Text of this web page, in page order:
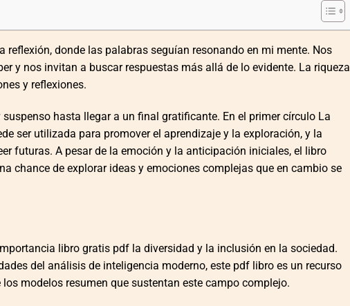
reflexión, donde las palabras seguían resonando en mi mente. Nos
y nos invitan a buscar respuestas más allá de lo evidente. La riqueza
y reflexiones.
hasta llegar a un final gratificante. En el primer círculo La
ser utilizada para promover el aprendizaje y la exploración, y la
futuras. A pesar de la emoción y la anticipación iniciales, el libro
chance de explorar ideas y emociones complejas que en cambio se
libro gratis pdf la diversidad y la inclusión en la sociedad.
del análisis de inteligencia moderno, este pdf libro es un recurso
modelos resumen que sustentan este campo complejo.